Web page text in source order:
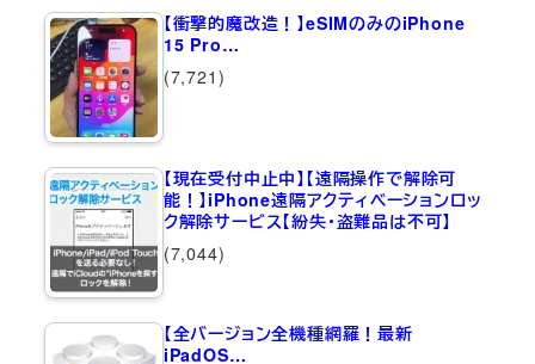
【衝撃的魔改造！】eSIMのみのiPhone
15 Pro…
(7,721)
【現在受付中止中】【遠隔操作で解除可
能！】iPhone遠隔アクティベーションロッ
ク解除サービス【紛失・盗難品は不可】
(7,044)
【全バージョン全機種網羅！最新
iPadOS…